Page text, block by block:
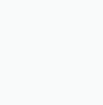
heute
„Agenten“
zu
von